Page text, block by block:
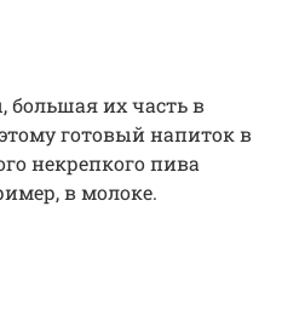
большая их часть в
готовый напиток в
некрепкого пива
в молоке.